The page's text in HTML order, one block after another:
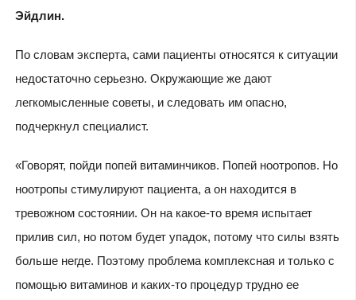
Эйдлин.
По словам эксперта, сами пациенты относятся к ситуации
недостаточно серьезно. Окружающие же дают
легкомысленные советы, и следовать им опасно,
подчеркнул специалист.
«Говорят, пойди попей витаминчиков. Попей ноотропов. Но
ноотропы стимулируют пациента, а он находится в
тревожном состоянии. Он на какое-то время испытает
прилив сил, но потом будет упадок, потому что силы взять
больше негде. Поэтому проблема комплексная и только с
помощью витаминов и каких-то процедур трудно ее